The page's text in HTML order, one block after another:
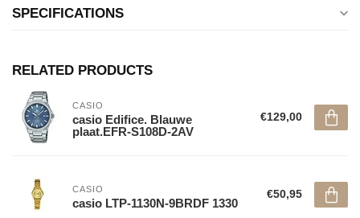
SPECIFICATIONS
RELATED PRODUCTS
CASIO
casio Edifice. Blauwe
plaat.EFR-S108D-2AV
€129,00
CASIO
casio LTP-1130N-9BRDF 1330
€50,95